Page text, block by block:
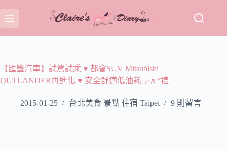
至
主
容【匯豐汽車】試駕試乘 ♥ 都會SUV Mitsubishi
OUTLANDER再進化 ♥ 安全舒適低油耗╭♬°禮
2015-01-25 台北美食 景點 住宿 Taipei 9 則留言